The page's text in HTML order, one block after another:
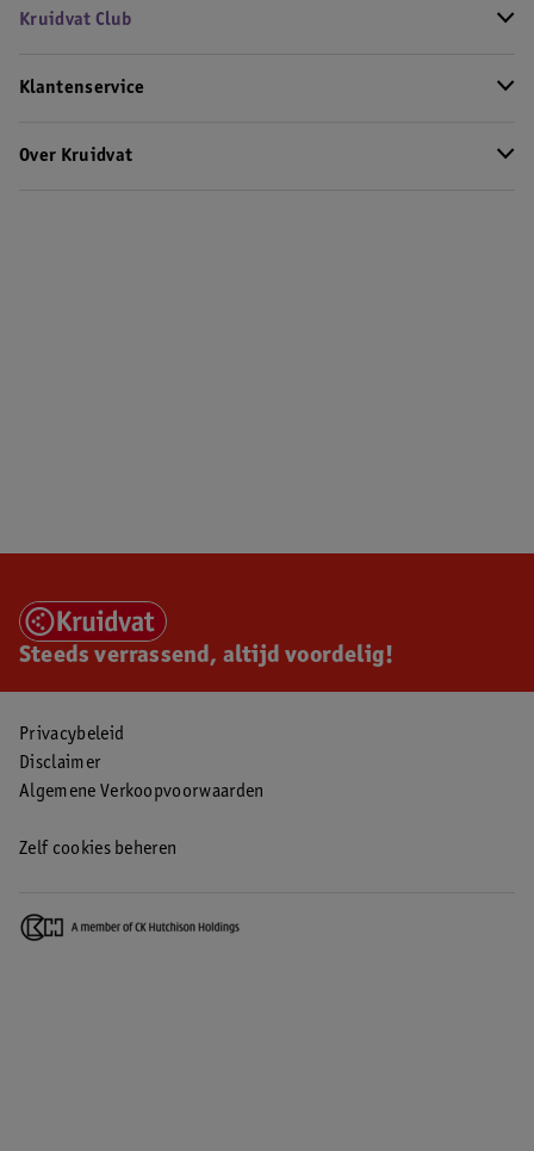
Kruidvat Club
Klantenservice
Over Kruidvat
Steeds verrassend, altijd voordelig!
Privacybeleid
Disclaimer
Algemene Verkoopvoorwaarden
Zelf cookies beheren